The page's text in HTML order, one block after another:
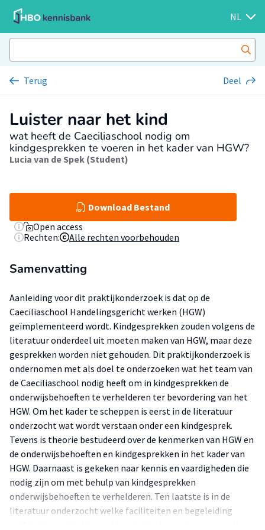
NL
Terug Deel
Luister naar het kind
wat heeft de Caeciliaschool nodig om
kindgesprekken te voeren in het kader van HGW?
Lucia van de Spek (Student)
Download Bestand
Open access
Rechten:
Alle rechten voorbehouden
Samenvatting
Aanleiding voor dit praktijkonderzoek is dat op de
Caeciliaschool Handelingsgericht werken (HGW)
geïmplementeerd wordt. Kindgesprekken zouden volgens de
literatuur onderdeel uit moeten maken van HGW, maar deze
gesprekken worden niet gehouden. Dit praktijkonderzoek is
ondernomen met als doel te onderzoeken wat het team van
de Caeciliaschool nodig heeft om in kindgesprekken de
onderwijsbehoeften te verhelderen ter bevordering van het
HGW. Om het kader te scheppen is eerst in de literatuur
onderzocht wat wordt verstaan onder een kindgesprek.
Tevens is theorie bestudeerd over de kenmerken van HGW en
de onderwijsbehoeften en kindgesprekken in het kader van
HGW. Daarnaast is gekeken naar kennis en vaardigheden die
nodig zijn om met behulp van kindgesprekken
onderwijsbehoeften te verhelderen. Ten laatste is in de
literatuur onderzocht welke faciliteiten en begeleiding